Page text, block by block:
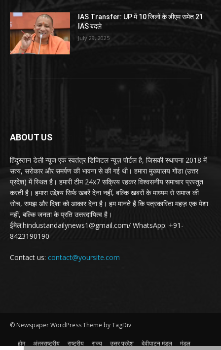
IAS Transfer: UP में 10 जिलों के डीएम समेत 21
IAS बदले
July 29, 2025
ABOUT US
हिंदुस्तान डेली न्यूज एक स्वतंत्र डिजिटल न्यूज़ पोर्टल है, जिसकी स्थापना 2018 में
सत्य, सरोकार और समर्पण की भावना से की गई थी। हमारा मुख्यालय गोंडा (उत्तर
प्रदेश) में स्थित है। हमारी टीम 24x7 सक्रिय रहकर विश्वसनीय समाचार प्रस्तुत
करती है। हमारा उद्देश्य सिर्फ खबरें देना नहीं, बल्कि खबरों के माध्यम से समाज की
सोच, समझ और दिशा को आकार देना है। हम मानते हैं कि पत्रकारिता महज़ एक पेशा
नहीं, बल्कि जनता के प्रति उत्तरदायित्व है।
ईमेल:hindustandailynews1@gmail.com/ WhatsApp: +91-
8423190190
Contact us: contact@yoursite.com
© Newspaper WordPress Theme by TagDiv
होम अंतरराष्ट्रीय राष्ट्रीय राज्य उत्तर प्रदेश देवीपाटन मंडल
मंडल